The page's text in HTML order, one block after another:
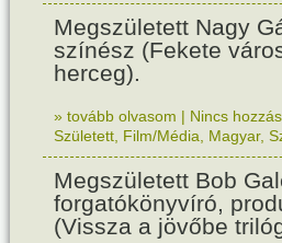
Megszületett Nagy
színész (Fekete
herceg).
» tovább olvasom | Nincs
Született Film/Média Magyar,
Megszületett Bob
forgatókönyvíró,
(Vissza a jövőbe